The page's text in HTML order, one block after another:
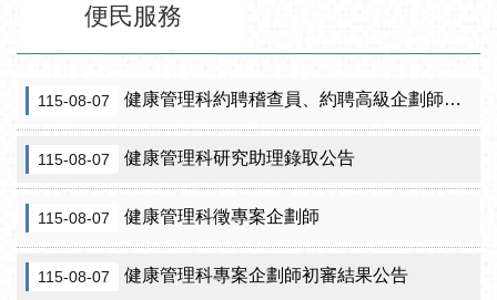
便民服務
115-08-07 健康管理科約聘稽查員、約聘高級企劃師之初審合格名單暨甄試公告
115-08-07 健康管理科研究助理錄取公告
115-08-07 健康管理科徵專案企劃師
115-08-07 健康管理科專案企劃師初審結果公告